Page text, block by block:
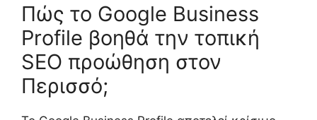
Πώς το Google Business
Profile βοηθά την τοπική
SEO προώθηση στον
Περισσό;